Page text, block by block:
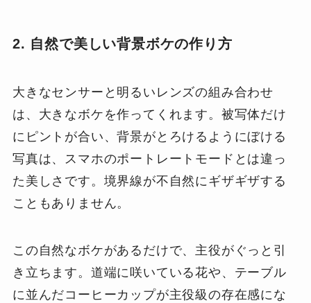
2. 自然で美しい背景ボケの作り方
大きなセンサーと明るいレンズの組み合わせ
は、大きなボケを作ってくれます。被写体だけ
にピントが合い、背景がとろけるようにぼける
写真は、スマホのポートレートモードとは違っ
た美しさです。境界線が不自然にギザギザする
こともありません。
この自然なボケがあるだけで、主役がぐっと引
き立ちます。道端に咲いている花や、テーブル
に並んだコーヒーカップが主役級の存在感にな